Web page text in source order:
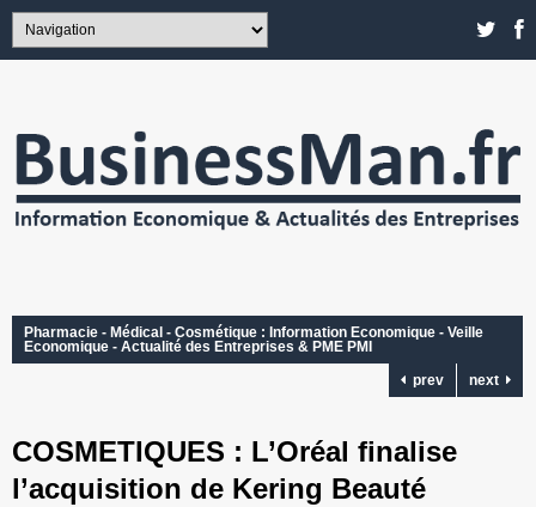
Pharmacie - Médical - Cosmétique : Information Economique - Veille
Economique - Actualité des Entreprises & PME PMI
prev
next
COSMETIQUES : L’Oréal finalise
l’acquisition de Kering Beauté